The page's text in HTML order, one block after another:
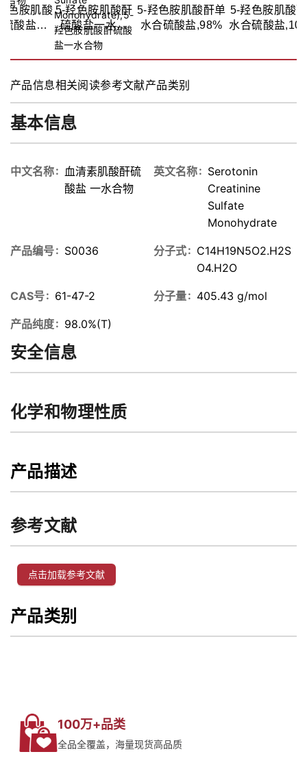
色胺肌酸
硫酸盐一
5-羟色胺肌酸酐
硫酸盐一水合
物,>95%
5-羟色胺肌酸酐单
水合硫酸盐,98%
5-羟色胺肌酸
水合硫酸盐
产品信息相关阅读参考文献产品类别
基本信息
中文名称
血清素肌酸酐硫
酸盐 一水合物
英文名称
Serotonin
Creatinine
Sulfate
Monohydrate
产品编号 S0036 分子式
C14H19N5O2.H2S
O4.H2O
CAS号 61-47-2 分子量 405.43 g/mol
产品纯度 98.0%(T)
安全信息
化学和物理性质
产品描述
参考文献
点击加载参考文献
产品类别
100万+品类
全品全覆盖，海量现货高品质